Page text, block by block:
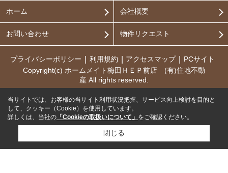
ホーム 会社概要
お問い合わせ 物件リクエスト
プライバシーポリシー 利用規約 アクセスマップ
PCサイト
Copyright(c) ホームメイト梅田ＨＥＰ前店 (有)住地不動
産 All rights reserved.
当サイトでは、お客様の当サイト利用状況把握、サービス向上検討を目的と
して、クッキー（Cookie）を使用しています。
詳しくは、当社の 「Cookieの取扱いについて」 をご確認ください。
閉じる